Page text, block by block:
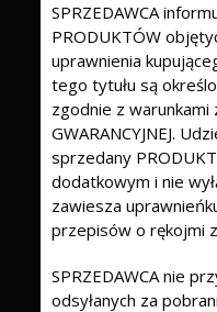
SPRZEDAWCA
PRODUKTÓW
uprawnienia
tego tytułu są
zgodnie z warunkami
GWARANCYJNEJ.
sprzedany
dodatkowym i nie
zawiesza
przepisów o rękojmi
SPRZEDAWCA nie
odsyłanych za